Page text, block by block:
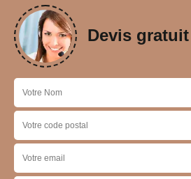
Devis gratuit